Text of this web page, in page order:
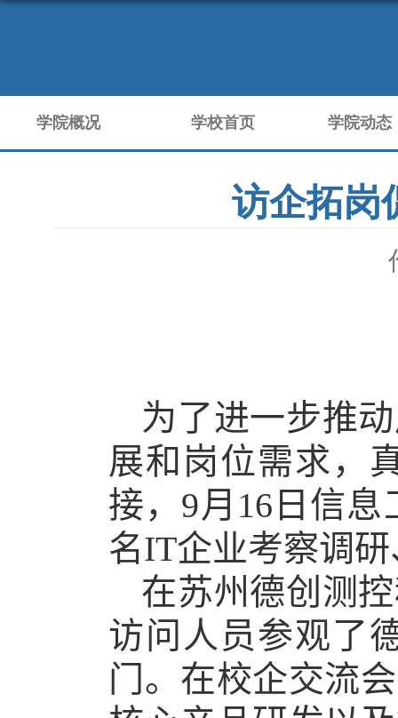
学院概况 学校首页 学院动态
访企拓岗
为了进一步推
展和岗位需求，
接， 9月 16 日信
名IT企业考察调
在苏州德创测
访问人员参观了
门。在校企交流